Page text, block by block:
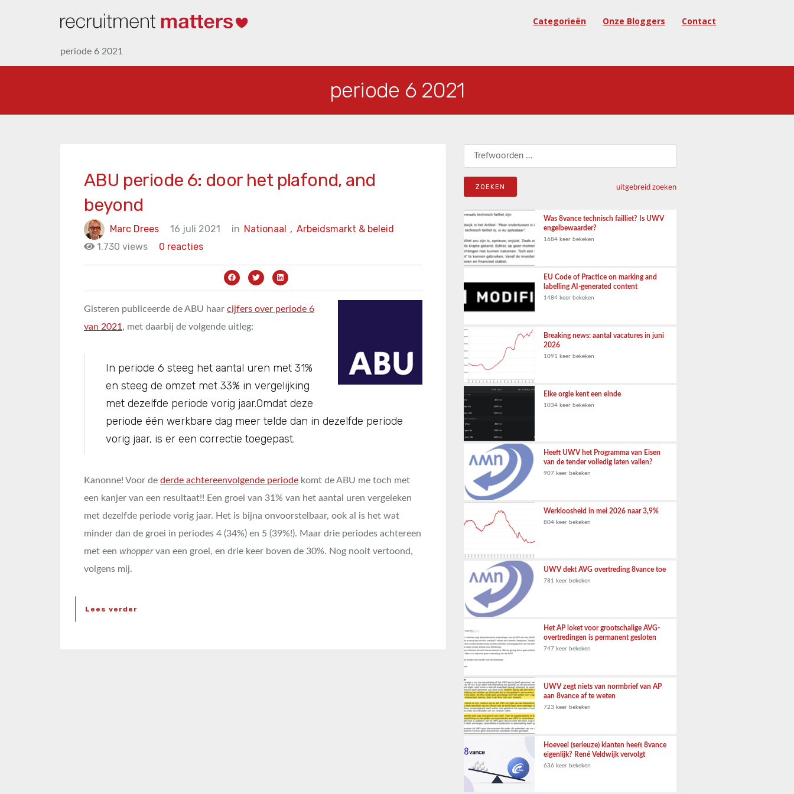
Categorieën Onze Bloggers Contact
periode 6 2021
periode 6 2021
ABU periode 6: door het plafond, and
beyond
Marc Drees 16 juli 2021 in Arbeidsmarkt & beleid
Nationaal ,
1.730 views
0 reacties
Gisteren publiceerde de ABU haar cijfers over periode 6
van 2021 , met daarbij de volgende uitleg:
In periode 6 steeg het aantal uren met 31%
en steeg de omzet met 33% in vergelijking
met dezelfde periode vorig jaar.Omdat deze
periode één werkbare dag meer telde dan in dezelfde periode
vorig jaar, is er een correctie toegepast.
Kanonne! Voor de derde achtereenvolgende periode komt de ABU me toch met
een kanjer van een resultaat!! Een groei van 31% van het aantal uren vergeleken
met dezelfde periode vorig jaar. Het is bijna onvoorstelbaar, ook al is het wat
minder dan de groei in periodes 4 (34%) en 5 (39%!). Maar drie periodes achtereen
met een whoppervan een groei, en drie keer boven de 30%. Nog nooit vertoond,
volgens mij.
Lees verder
Zoeken naar:
uitgebreid zoeken
Was 8vance technisch failliet? Is UWV
engelbewaarder?
1684 keer bekeken
EU Code of Practice on marking and
labelling AI-generated content
1484 keer bekeken
Breaking news: aantal vacatures in juni
2026
1091 keer bekeken
Elke orgie kent een einde
1034 keer bekeken
Heeft UWV het Programma van Eisen
van de tender volledig laten vallen?
907 keer bekeken
Werkloosheid in mei 2026 naar 3,9%
804 keer bekeken
UWV dekt AVG overtreding 8vance toe
781 keer bekeken
Het AP loket voor grootschalige AVG-
overtredingen is permanent gesloten
747 keer bekeken
UWV zegt niets van normbrief van AP
aan 8vance af te weten
723 keer bekeken
Hoeveel (serieuze) klanten heeft 8vance
eigenlijk? René Veldwijk vervolgt
636 keer bekeken